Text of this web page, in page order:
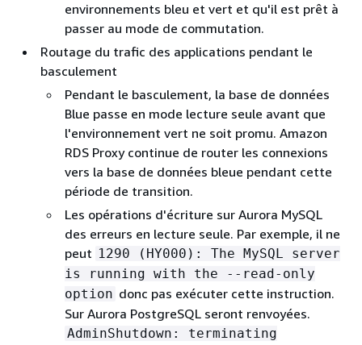
environnements bleu et vert et qu'il est prêt à
passer au mode de commutation.
Routage du trafic des applications pendant le
basculement
Pendant le basculement, la base de données
Blue passe en mode lecture seule avant que
l'environnement vert ne soit promu. Amazon
RDS Proxy continue de router les connexions
vers la base de données bleue pendant cette
période de transition.
Les opérations d'écriture sur Aurora MySQL
des erreurs en lecture seule. Par exemple, il ne
peut 1290 (HY000): The MySQL server
is running with the --read-only
option donc pas exécuter cette instruction.
Sur Aurora PostgreSQL seront renvoyées.
AdminShutdown: terminating